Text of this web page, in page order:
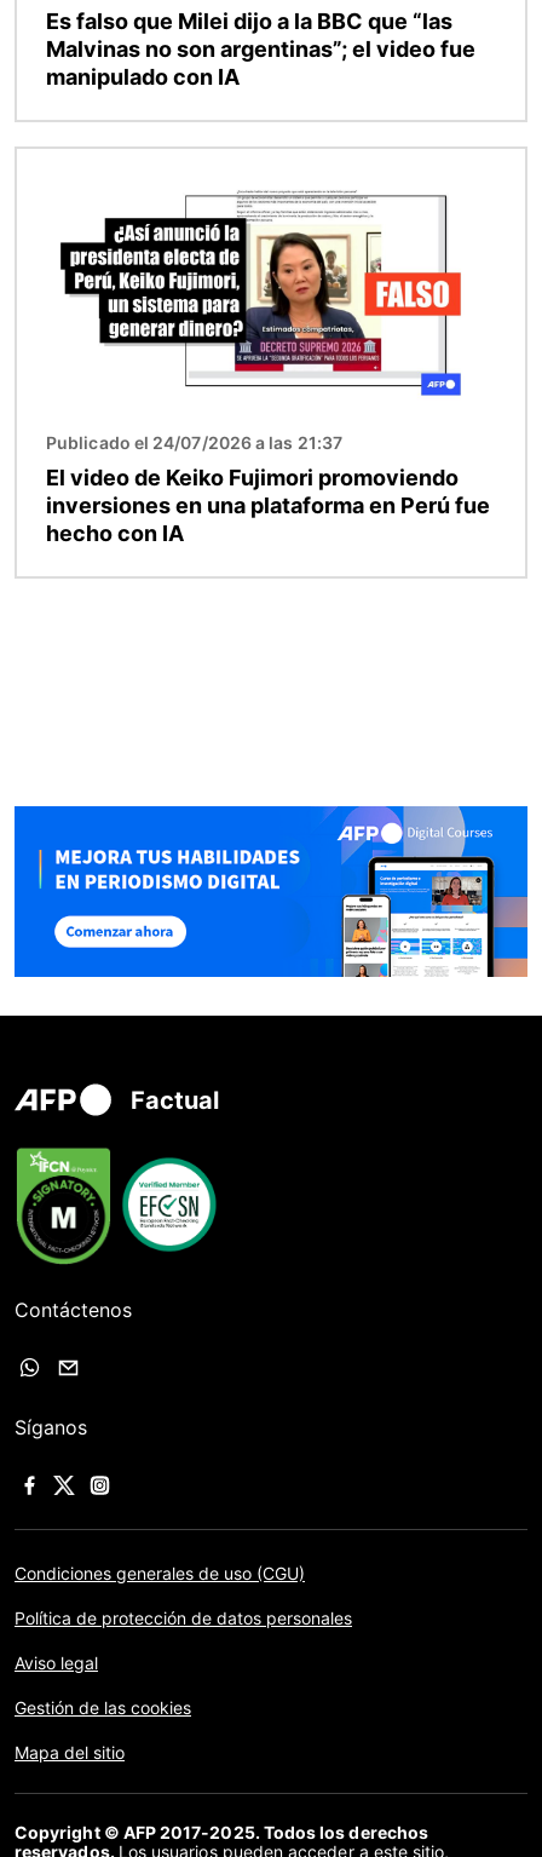
Es falso que Milei dijo a la BBC que “las
Malvinas no son argentinas”; el video fue
manipulado con IA
Publicado el 24/07/2026 a las 21:37
El video de Keiko Fujimori promoviendo
inversiones en una plataforma en Perú fue
hecho con IA
Factual
Contáctenos
Síganos
Condiciones generales de uso (CGU)
Política de protección de datos personales
Aviso legal
Gestión de las cookies
Mapa del sitio
Copyright © AFP 2017-2025. Todos los derechos
reservados. Los usuarios pueden acceder a este sitio,